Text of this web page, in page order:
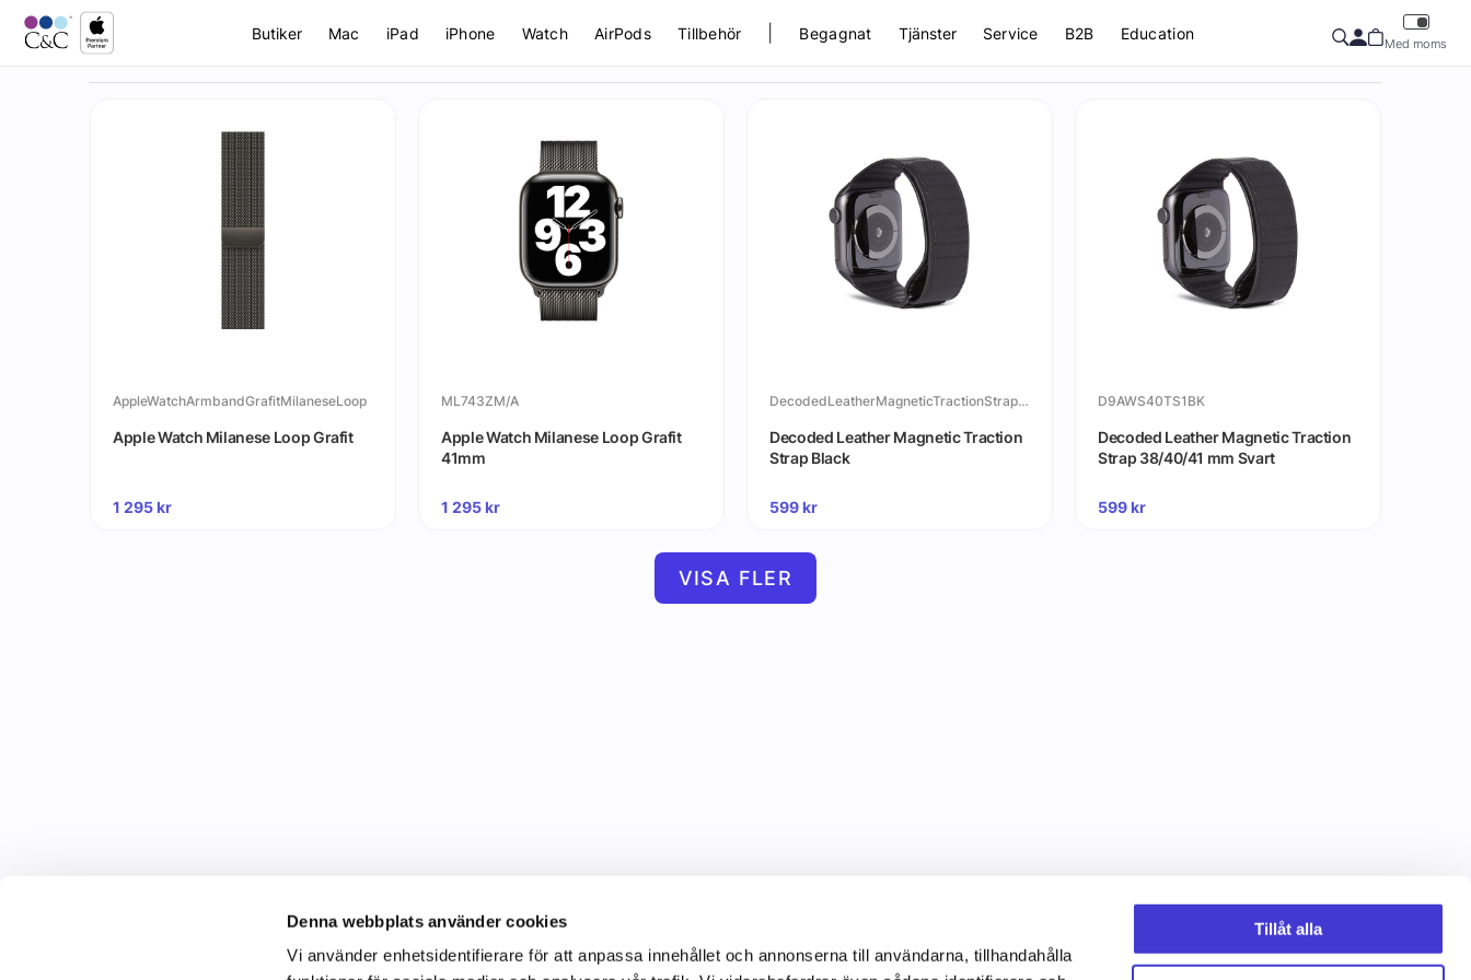
Denna webbplats använder cookies
Vi använder enhetsidentifierare för att anpassa innehållet och annonserna till användarna, tillhandahålla
Tillåt alla
Butiker Mac iPad iPhone Watch AirPods Tillbehör Begagnat Tjänster Service B2B Education
Med moms
AppleWatchArmbandGrafitMilaneseLoop
Apple Watch Milanese Loop Grafit
1 295kr
ML743ZM/A
Apple Watch Milanese Loop Grafit
41mm
1 295kr
DecodedLeatherMagneticTractionStrapBlack
Decoded Leather Magnetic Traction
Strap Black
599kr
D9AWS40TS1BK
Decoded Leather Magnetic Traction
Strap 38/40/41 mm Svart
599kr
VISA FLER
C&C Information